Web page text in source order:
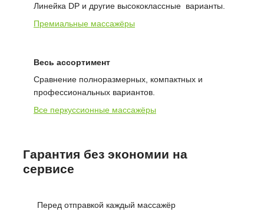
Линейка DP и другие высококлассные варианты.
Премиальные массажёры
Весь ассортимент
Сравнение полноразмерных, компактных и
профессиональных вариантов.
Все перкуссионные массажёры
Гарантия без экономии на
сервисе
Перед отправкой каждый массажёр